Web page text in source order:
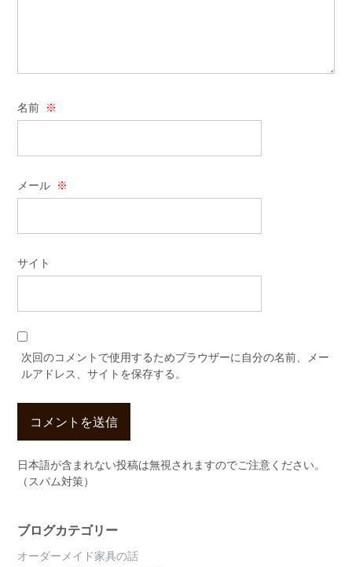
名前 ※
メール ※
サイト
次回のコメントで使用するためブラウザーに自分の名前、メー
ルアドレス、サイトを保存する。
日本語が含まれない投稿は無視されますのでご注意ください。
（スパム対策）
ブログカテゴリー
オーダーメイド家具の話